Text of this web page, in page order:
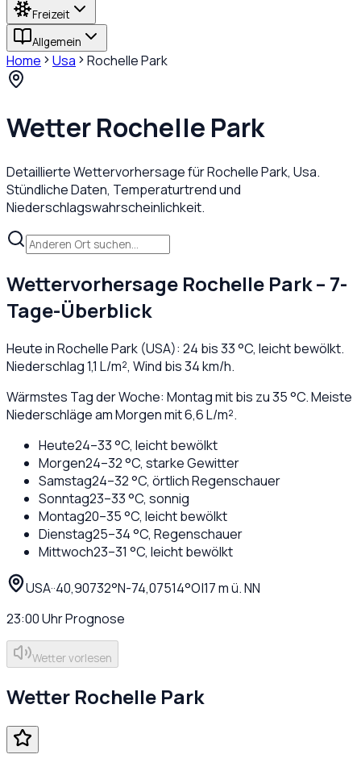
Freizeit
Allgemein
Home Usa Rochelle Park
WetterRochelle Park
Detaillierte Wettervorhersage fürRochelle Park, Usa.
Stündliche Daten, Temperaturtrend und
Niederschlagswahrscheinlichkeit.
Wettervorhersage Rochelle Park– 7-
Tage-Überblick
Heute inRochelle Park (USA): 24 bis33°C, leicht bewölkt.
Niederschlag1,1 L/m², Wind bis34km/h.
Wärmstes Tag der Woche: Montag mit bis zu 35 °C. Meiste
Niederschläge am Morgen mit 6,6 L/m².
Heute24–33°C, leicht bewölkt
Morgen24–32°C, starke Gewitter
Samstag24–32°C, örtlich Regenschauer
Sonntag23–33°C, sonnig
Montag20–35°C, leicht bewölkt
Dienstag25–34°C, Regenschauer
Mittwoch23–31 °C, leicht bewölkt
USA··40,90732°N-74,07514°O|17m ü. NN
23:00UhrPrognose
Wetter vorlesen
Wetter Rochelle Park